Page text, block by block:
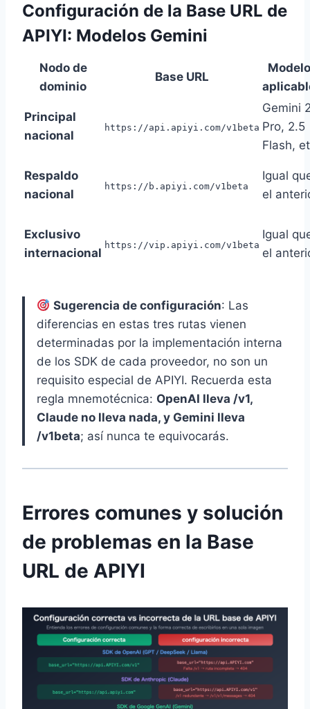
Configuración de la Base URL de
APIYI: Modelos Gemini
Nodo de
dominio
Base URL
Principal
nacional
https://api.apiyi.com/v1beta
Gemini
Pro, 2.5
Flash,
Respaldo
nacional
https://b.apiyi.com/v1beta
Igual
el
Exclusivo
internacional
https://vip.apiyi.com/v1beta
Igual
el
Sugerencia de configuración: Las
diferencias en estas tres rutas vienen
determinadas por la implementación interna
de los SDK de cada proveedor, no son un
requisito especial de APIYI. Recuerda esta
regla mnemotécnica: OpenAI lleva /v1,
Claude no lleva nada, y Gemini lleva
/v1beta; así nunca te equivocarás.
Errores comunes y solución
de problemas en la Base
URL de APIYI